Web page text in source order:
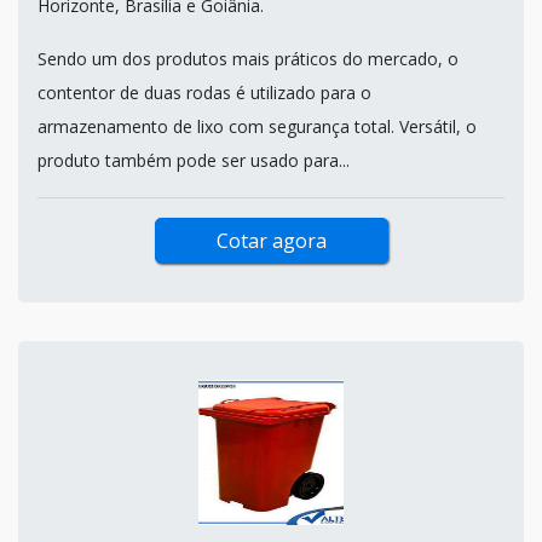
Horizonte, Brasília e Goiânia.
Sendo um dos produtos mais práticos do mercado, o
contentor de duas rodas é utilizado para o
armazenamento de lixo com segurança total. Versátil, o
produto também pode ser usado para...
Cotar agora